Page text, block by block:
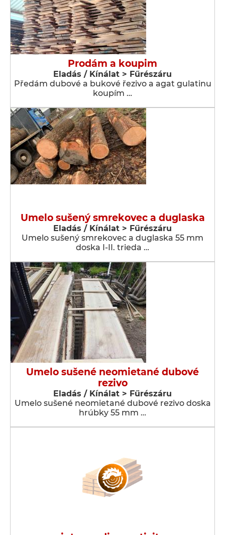
Prodám a koupim
Eladás / Kínálat > Fűrészáru
Předám dubové a bukové řezivo a agat gulatinu
koupím …
Umelo sušený smrekovec a duglaska
Eladás / Kínálat > Fűrészáru
Umelo sušený smrekovec a duglaska 55 mm
doska I-II. trieda …
Umelo sušené neomietané dubové
rezivo
Eladás / Kínálat > Fűrészáru
Umelo sušené neomietané dubové rezivo doska
hrúbky 55 mm …